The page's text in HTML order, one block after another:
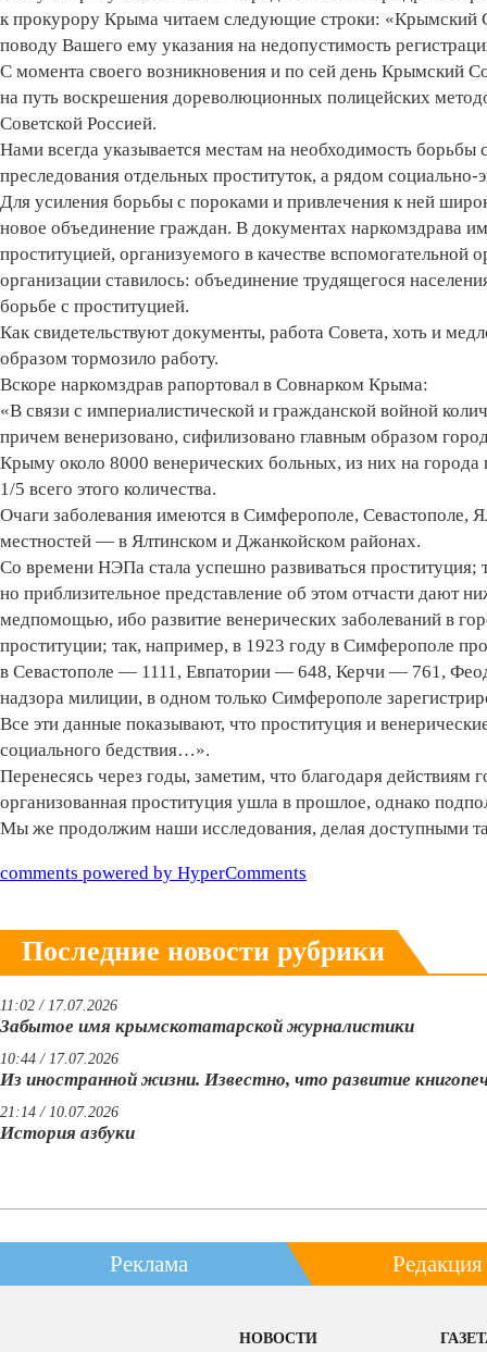
к прокурору Крыма читаем следующие строки: «Крымский
поводу Вашего ему указания на недопустимость
С момента своего возникновения и по сей день Крымский
на путь воскрешения дореволюционных полицейских
Советской Россией.
Нами всегда указывается местам на необходимость борьбы
преследования отдельных проституток, а рядом
Для усиления борьбы с пороками и привлечения к ней
новое объединение граждан. В документах наркомздрава
проституцией, организуемого в качестве
организации ставилось: объединение трудящегося
борьбе с проституцией.
Как свидетельствуют документы, работа Совета, хоть и
образом тормозило работу.
Вскоре наркомздрав рапортовал в Совнарком Крыма:
«В связи с империалистической и гражданской войной
причем венеризовано, сифилизовано главным образом
Крыму около 8000 венерических больных, из них на города
1/5 всего этого количества.
Очаги заболевания имеются в Симферополе, Севастополе,
местностей — в Ялтинском и Джанкойском районах.
Со времени НЭПа стала успешно развиваться
но приблизительное представление об этом отчасти дают
медпомощью, ибо развитие венерических заболеваний в
проституции; так, например, в 1923 году в Симферополе
в Севастополе — 1111, Евпатории — 648, Керчи — 761,
надзора милиции, в одном только Симферополе
Все эти данные показывают, что проституция и
социального бедствия…».
Перенесясь через годы, заметим, что благодаря действиям
организованная проституция ушла в прошлое, однако
Мы же продолжим наши исследования, делая доступными
comments powered by HyperComments
Последние новости рубрики
11:02 / 17.07.2026
Забытое имя крымскотатарской журналистики
10:44 / 17.07.2026
Из иностранной жизни. Известно, что развитие
21:14 / 10.07.2026
История азбуки
Реклама Редакция
НОВОСТИ